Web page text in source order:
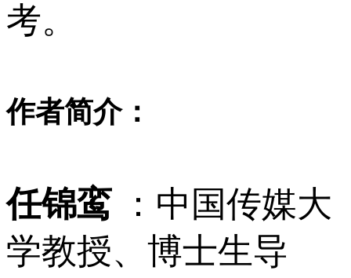
考。
作者简介：
任锦鸾 ：中国传媒大
学教授、博士生导